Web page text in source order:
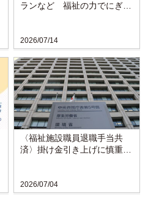
2026/07/14
ランなど 福祉の力でにぎわ
2026/07/04
〈福祉施設職員退職手当共
済〉掛け金引き上げに慎重な